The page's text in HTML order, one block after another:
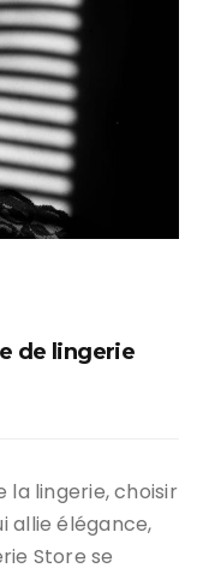
de lingerie
la lingerie, choisir
allie élégance,
Store se